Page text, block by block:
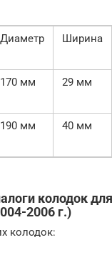
Диаметр Ширина
170 мм 29 мм
190 мм 40 мм
колодок
2006 г.)
колодок: